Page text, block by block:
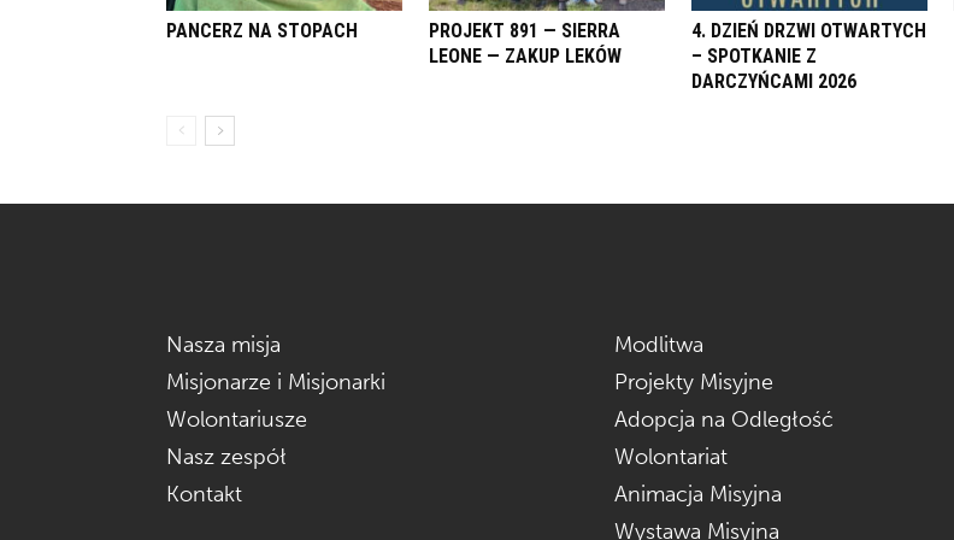
PANCERZ NA STOPACH
PROJEKT 891 — SIERRA
LEONE — ZAKUP LEKÓW
4. DZIEŃ DRZWI OTWARTYCH
– SPOTKANIE Z
DARCZYŃCAMI 2026
Nasza misja
Misjonarze i Misjonarki
Wolontariusze
Nasz zespół
Kontakt
Modlitwa
Projekty Misyjne
Adopcja na Odległość
Wolontariat
Animacja Misyjna
Wystawa Misyjna